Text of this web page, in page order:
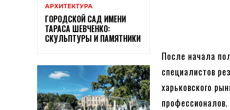
АРХИТЕКТУРА
ГОРОДСКОЙ САД ИМЕНИ
ТАРАСА ШЕВЧЕНКО:
СКУЛЬПТУРЫ И ПАМЯТНИКИ
После начала
специалистов
харьковского